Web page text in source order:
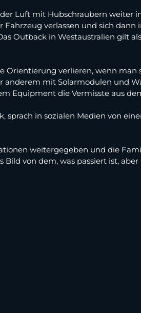
Luft mit Hubschraubern weiter
verlassen und sich dann
Outback in Westaustralien gilt
verlieren, wenn man
mit Solarmodulen und
Equipment die Vermisste aus
sprach in sozialen Medien von
weitergegeben und die
von dem, was passiert ist,